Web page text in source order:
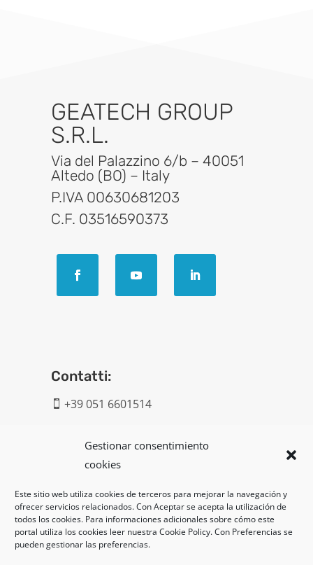
Gestionar consentimiento
cookies
Este sitio web utiliza cookies de terceros para mejorar la navegación y
ofrecer servicios relacionados. Con Aceptar se acepta la utilización de
todos los cookies. Para informaciones adicionales sobre cómo este
portal utiliza los cookies leer nuestra Cookie Policy. Con Preferencias se
pueden gestionar las preferencias.
GEATECH GROUP
S.R.L.
Via del Palazzino 6/b – 40051
Altedo (BO) – Italy
P.IVA 00630681203
C.F. 03516590373
Contatti:
 +39 051 6601514
Legal:
Privacy policy